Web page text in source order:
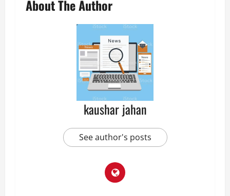
About The Author
kaushar jahan
See author's posts